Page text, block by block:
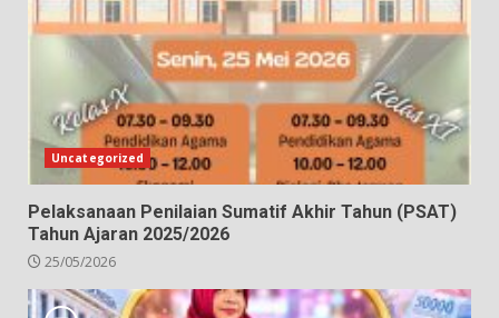
Uncategorized
Pelaksanaan Penilaian Sumatif Akhir Tahun (PSAT)
Tahun Ajaran 2025/2026
25/05/2026